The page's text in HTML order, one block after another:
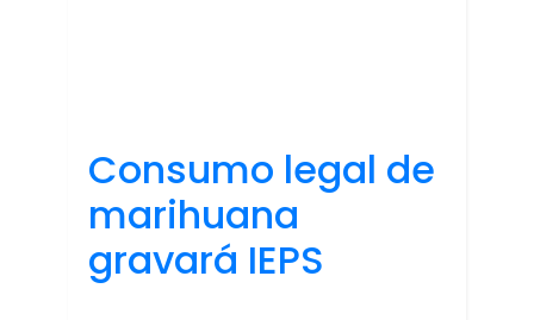
Consumo legal de
marihuana
gravará IEPS